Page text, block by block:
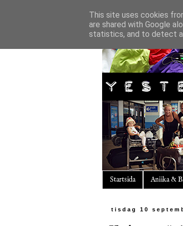
Startsida Aniika &
tisdag 10
This site uses cookies
are shared with Google
statistics, and to detect